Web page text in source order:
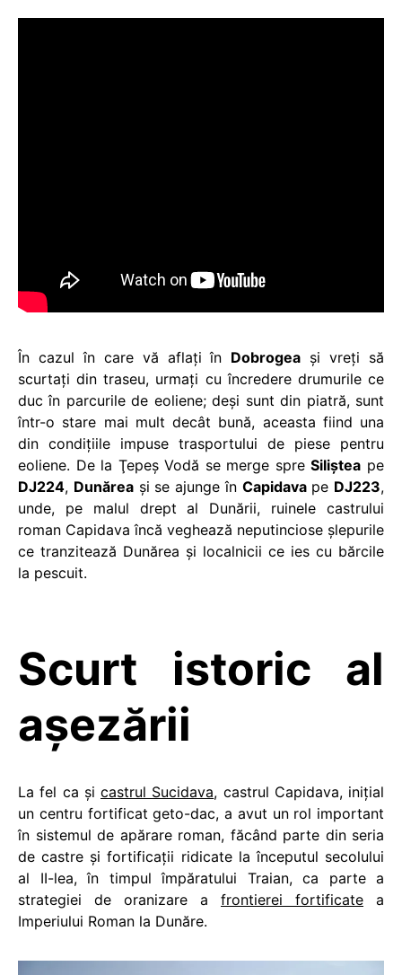
În cazul în care vă aflaţi în Dobrogea şi vreţi să
scurtaţi din traseu, urmaţi cu încredere drumurile ce
duc în parcurile de eoliene; deşi sunt din piatră, sunt
într-o stare mai mult decât bună, aceasta fiind una
din condiţiile impuse trasportului de piese pentru
eoliene. De la Ţepeş Vodă se merge spreSiliştea pe
DJ224, Dunăreaşi se ajunge în Capidavape DJ223,
unde, pe malul drept al Dunării, ruinele castrului
roman Capidava încă veghează neputinciose şlepurile
ce tranzitează Dunărea şi localnicii ce ies cu bărcile
la pescuit.
Scurt istoric al
aşezării
La fel ca şi castrul Sucidava, castrul Capidava, iniţial
un centru fortificat geto-dac, a avut un rol important
în sistemul de apărare roman, făcând parte din seria
de castre şi fortificaţii ridicate la începutul secolului
al II-lea, în timpul împăratului Traian, ca parte a
strategiei de oranizare a frontierei fortificate a
Imperiului Roman la Dunăre.